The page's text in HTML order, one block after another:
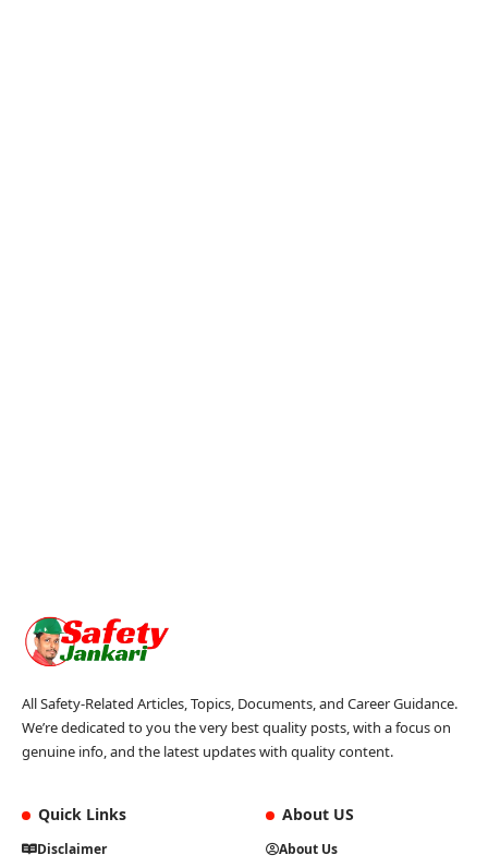
All Safety-Related Articles, Topics, Documents, and Career Guidance.
We’re dedicated to you the very best quality posts, with a focus on
genuine info, and the latest updates with quality content.
Quick Links
Disclaimer
About US
About Us